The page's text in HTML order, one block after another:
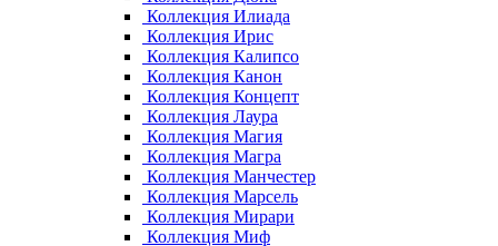
Коллекция Илиада
Коллекция Ирис
Коллекция Калипсо
Коллекция Канон
Коллекция Концепт
Коллекция Лаура
Коллекция Магия
Коллекция Магра
Коллекция Манчестер
Коллекция Марсель
Коллекция Мирари
Коллекция Миф